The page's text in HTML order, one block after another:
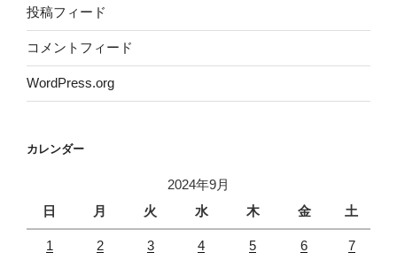
投稿フィード
コメントフィード
WordPress.org
カレンダー
2024年9月
日
月 火 水 木 金 土
1 2 3 4 5 6 7